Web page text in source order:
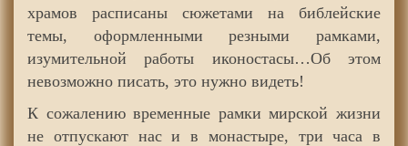
храмов расписаны сюжетами на библейские
темы, оформленными резными рамками,
изумительной работы иконостасы…Об этом
невозможно писать, это нужно видеть!
К сожалению временные рамки мирской жизни
не отпускают нас и в монастыре, три часа в